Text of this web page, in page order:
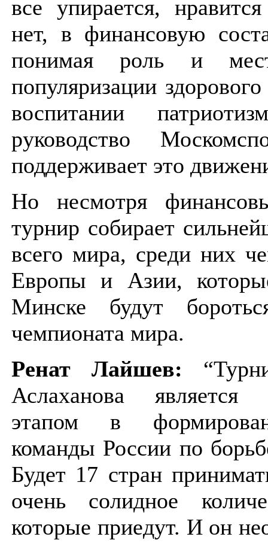
все упирается,
нет, в финансовую
понимая роль и
популяризации
воспитании
руководство
поддерживает это
Но несмотря
турнир собирает
всего мира, среди них
Европы и Азии,
Минске будут
чемпионата мира.
Ренат Лайшев:
Аслаханова является
этапом в
команды России по
Будет 17 стран
очень солидное
которые приедут. И он